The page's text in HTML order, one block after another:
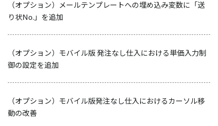
（オプション）メールテンプレートへの埋め込み変数に「送
り状No.」を追加
（オプション）モバイル版 発注なし仕入における単価入力制
御の設定を追加
（オプション）モバイル版発注なし仕入におけるカーソル移
動の改善